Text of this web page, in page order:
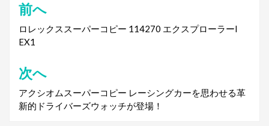
投
稿
ナ
ビ
ゲ
ー
前へ
ロレックススーパーコピー 114270 エクスプローラーI
EX1
次へ
アクシオムスーパーコピー レーシングカーを思わせる革
新的ドライバーズウォッチが登場！